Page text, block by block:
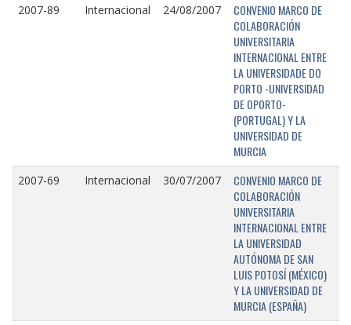
2007-89 Internacional 24/08/2007
CONVENIO MARCO DE
COLABORACIÓN
UNIVERSITARIA
INTERNACIONAL ENTRE
LA UNIVERSIDADE DO
PORTO -UNIVERSIDAD
DE OPORTO-
(PORTUGAL) Y LA
UNIVERSIDAD DE
MURCIA
2007-69 Internacional 30/07/2007
CONVENIO MARCO DE
COLABORACIÓN
UNIVERSITARIA
INTERNACIONAL ENTRE
LA UNIVERSIDAD
AUTÓNOMA DE SAN
LUIS POTOSÍ (MÉXICO)
Y LA UNIVERSIDAD DE
MURCIA (ESPAÑA)